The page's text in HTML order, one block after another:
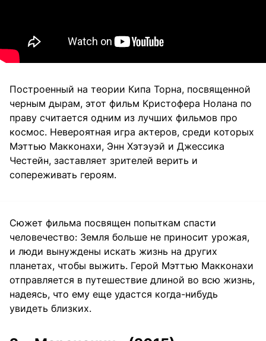
Построенный на теории Кипа Торна, посвященной
черным дырам, этот фильм Кристофера Нолана по
праву считается одним из лучших фильмов про
космос. Невероятная игра актеров, среди которых
Мэттью Макконахи, Энн Хэтэуэй и Джессика
Честейн, заставляет зрителей верить и
сопереживать героям.
Сюжет фильма посвящен попыткам спасти
человечество: Земля больше не приносит урожая,
и люди вынуждены искать жизнь на других
планетах, чтобы выжить. Герой Мэттью Макконахи
отправляется в путешествие длиной во всю жизнь,
надеясь, что ему еще удастся когда-нибудь
увидеть близких.